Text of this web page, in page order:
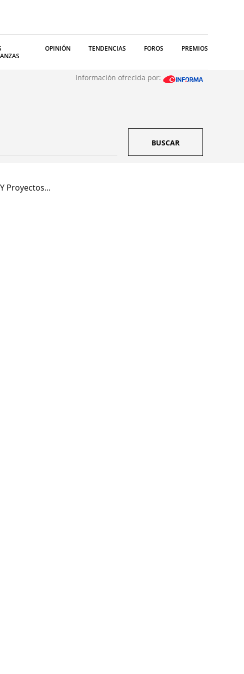
OPINIÓN TENDENCIAS FOROS PREMIOS
Información ofrecida por:
BUSCAR
Proyectos...